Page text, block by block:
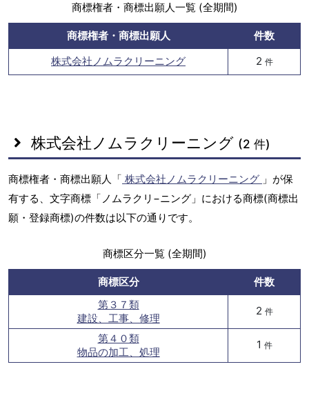
商標権者・商標出願人一覧 (全期間)
商標権者・商標出願人
件数
株式会社ノムラクリーニング
2 件
株式会社ノムラクリーニング (2 件)
商標権者・商標出願人「 株式会社ノムラクリーニング 」が保
有する、文字商標「ノムラクリ−ニング」における商標(商標出
願・登録商標)の件数は以下の通りです。
商標区分一覧 (全期間)
商標区分
件数
第３７類
建設、工事、修理
2 件
第４０類
物品の加工、処理
1 件